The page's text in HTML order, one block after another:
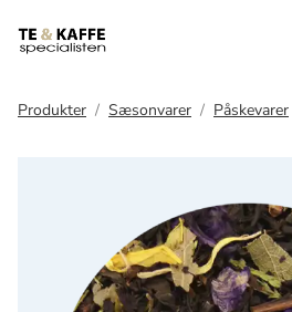
Produkter Sæsonvarer Påskevarer